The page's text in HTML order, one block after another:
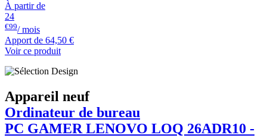
À partir de
24
€99/ mois
Apport de 64,50 €
Voir ce produit
Appareil neuf
Ordinateur de bureau
PC GAMERLENOVO LOQ 26ADR10 -